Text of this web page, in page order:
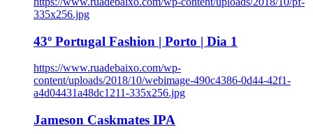
335x256.jpg
43º Portugal Fashion | Porto | Dia 1
https://www.ruadebaixo.com/wp-
content/uploads/2018/10/webimage-490c4386-0d44-42f1-
a4d04431a48dc1211-335x256.jpg
Jameson Caskmates IPA